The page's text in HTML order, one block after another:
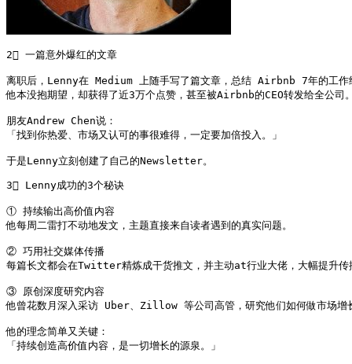
2⃣ 一篇意外爆红的文章
离职后，Lenny在 Medium 上随手写了篇文章，总结 Airbnb 7年的工作
他本没抱期望，却获得了近3万个点赞，甚至被Airbnb的CEO转发给全公司
朋友Andrew Chen说：
「找到你热爱、市场又认可的事很难得，一定要加倍投入。」
于是Lenny立刻创建了自己的Newsletter。
3⃣ Lenny成功的3个秘诀
① 持续输出高价值内容
他每周二雷打不动地发文，主题直接来自读者遇到的真实问题。
② 巧用社交媒体传播
每篇长文都会在Twitter精炼成干货推文，并主动at行业大佬，大幅提升传
③ 原创深度研究内容
他曾花数月深入采访 Uber、Zillow 等公司高管，研究他们如何做市场增
他的理念简单又关键：
「持续创造高价值内容，是一切增长的源泉。」